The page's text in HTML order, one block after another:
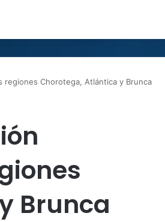
regiones Chorotega, Atlántica y Brunca
Brunca